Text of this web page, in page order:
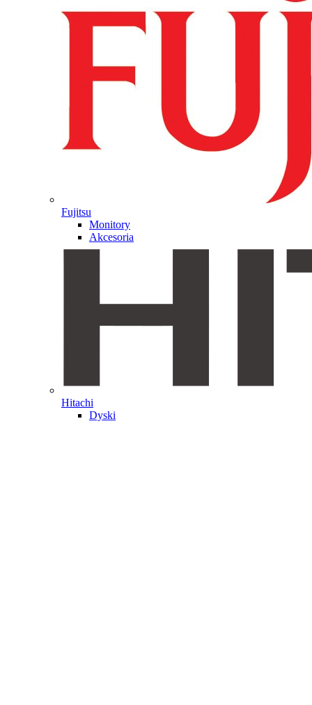
Fujitsu
Monitory
Akcesoria
Hitachi
Dyski